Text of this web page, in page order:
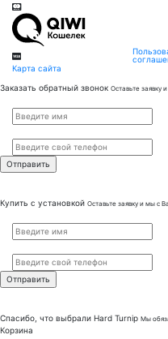
Карта сайта
Заказать обратный звонок Оставьте заявку
Купить с установкой Оставьте заявку и мы с
Спасибо, что выбрали Hard Turnip Мы
Корзина